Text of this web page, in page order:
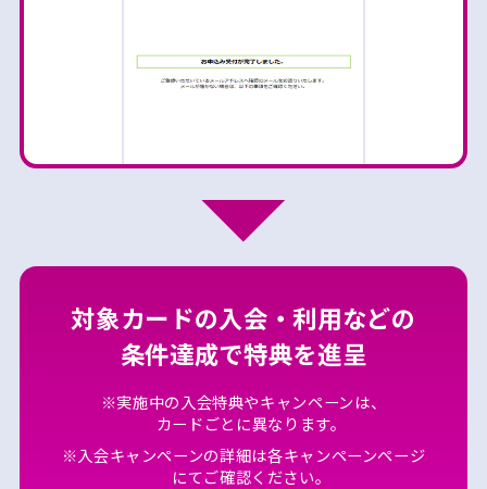
対象カードの入会・利用などの
条件達成で特典を進呈
※実施中の入会特典やキャンペーンは、
カードごとに異なります。
※入会キャンペーンの詳細は各キャンペーンページ
にてご確認ください。